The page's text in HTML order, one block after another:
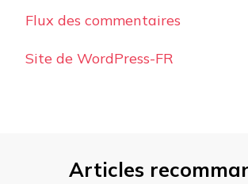
Flux des commentaires
Site de WordPress-FR
Articles